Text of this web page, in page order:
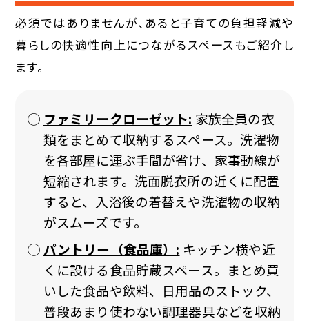
必須ではありませんが、あると子育ての負担軽減や
暮らしの快適性向上につながるスペースもご紹介し
ます。
ファミリークローゼット: 家族全員の衣
類をまとめて収納するスペース。洗濯物
を各部屋に運ぶ手間が省け、家事動線が
短縮されます。洗面脱衣所の近くに配置
すると、入浴後の着替えや洗濯物の収納
がスムーズです。
パントリー（食品庫）: キッチン横や近
くに設ける食品貯蔵スペース。まとめ買
いした食品や飲料、日用品のストック、
普段あまり使わない調理器具などを収納